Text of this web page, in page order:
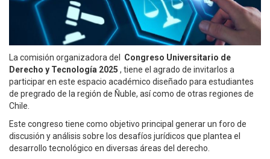
La comisión organizadora del Congreso Universitario de
Derecho y Tecnología 2025 , tiene el agrado de invitarlos a
participar en este espacio académico diseñado para estudiantes
de pregrado de la región de Ñuble, así como de otras regiones de
Chile.
Este congreso tiene como objetivo principal generar un foro de
discusión y análisis sobre los desafíos jurídicos que plantea el
desarrollo tecnológico en diversas áreas del derecho.